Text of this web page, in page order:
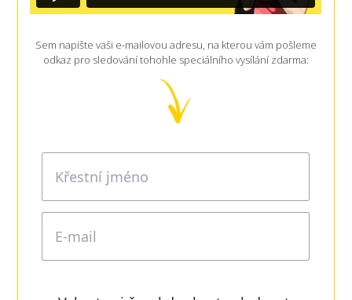
Sem napište vaši e-mailovou adresu, na kterou vám pošleme
odkaz pro sledování tohohle speciálního vysílání zdarma: